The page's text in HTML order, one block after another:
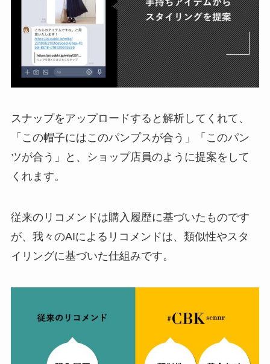
スナップをアップロードすると解析してくれて、
「この帽子にはこのパンプスが合う」「このパン
ツが合う」と、ショップ店員のように提案をして
くれます。
従来のリコメンドは購入履歴に基づいたものです
が、我々のAIによるリコメンドは、類似性やスタ
イリングに基づいた仕組みです。